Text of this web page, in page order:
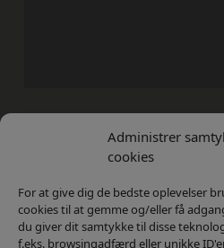
Administrer
cookies
For at give dig de bedste oplevelser
cookies til at gemme og/eller få
du giver dit samtykke til disse
f.eks. browsingadfærd eller unikke
Kontakt